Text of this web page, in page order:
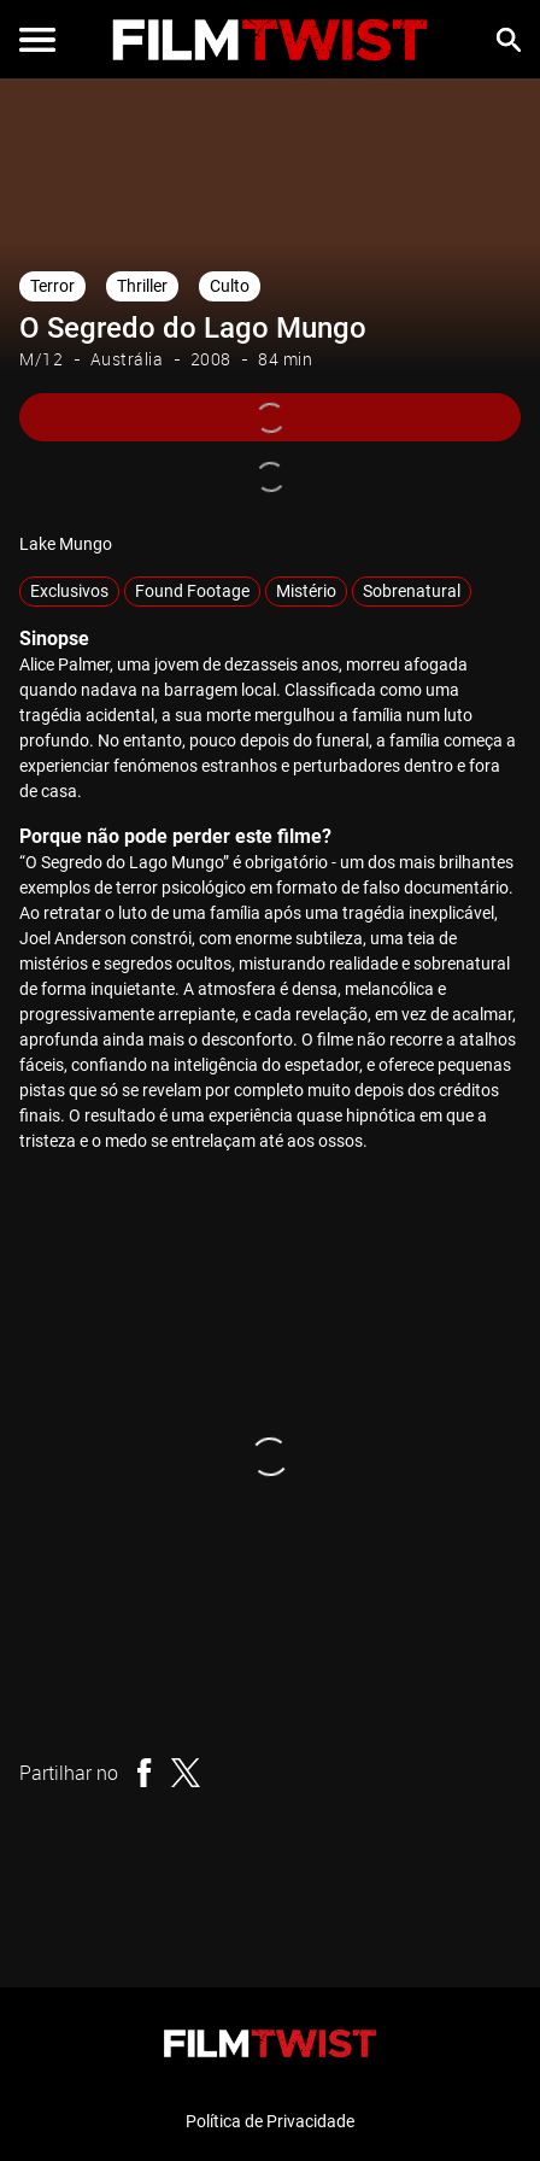
Terror Thriller Culto
O Segredo do Lago Mungo
M/12 Austrália 2008 84 min
Lake Mungo
Exclusivos Found Footage Mistério Sobrenatural
Sinopse
Alice Palmer, uma jovem de dezasseis anos, morreu afogada
quando nadava na barragem local. Classificada como uma
tragédia acidental, a sua morte mergulhou a família num luto
profundo. No entanto, pouco depois do funeral, a família começa a
experienciar fenómenos estranhos e perturbadores dentro e fora
de casa.
Porque não pode perder este filme?
“O Segredo do Lago Mungo” é obrigatório - um dos mais brilhantes
exemplos de terror psicológico em formato de falso documentário.
Ao retratar o luto de uma família após uma tragédia inexplicável,
Joel Anderson constrói, com enorme subtileza, uma teia de
mistérios e segredos ocultos, misturando realidade e sobrenatural
de forma inquietante. A atmosfera é densa, melancólica e
progressivamente arrepiante, e cada revelação, em vez de acalmar,
aprofunda ainda mais o desconforto. O filme não recorre a atalhos
fáceis, confiando na inteligência do espetador, e oferece pequenas
pistas que só se revelam por completo muito depois dos créditos
finais. O resultado é uma experiência quase hipnótica em que a
tristeza e o medo se entrelaçam até aos ossos.
Partilhar no
Política de Privacidade